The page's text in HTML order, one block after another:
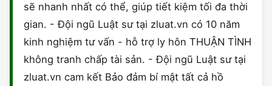
sẽ nhanh nhất có thể, giúp tiết kiệm tối đa thời
gian. - Đội ngũ Luật sư tại zluat.vn có 10 năm
kinh nghiệm tư vấn - hỗ trợ ly hôn THUẬN TÌNH
không tranh chấp tài sản. - Đội ngũ Luật sư tại
zluat.vn cam kết Bảo đảm bí mật tất cả hồ